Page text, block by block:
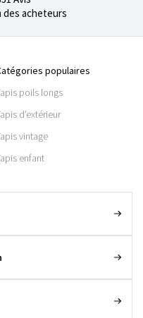
acheteurs
populaires
poils longs
d’extérieur
vintage
enfant